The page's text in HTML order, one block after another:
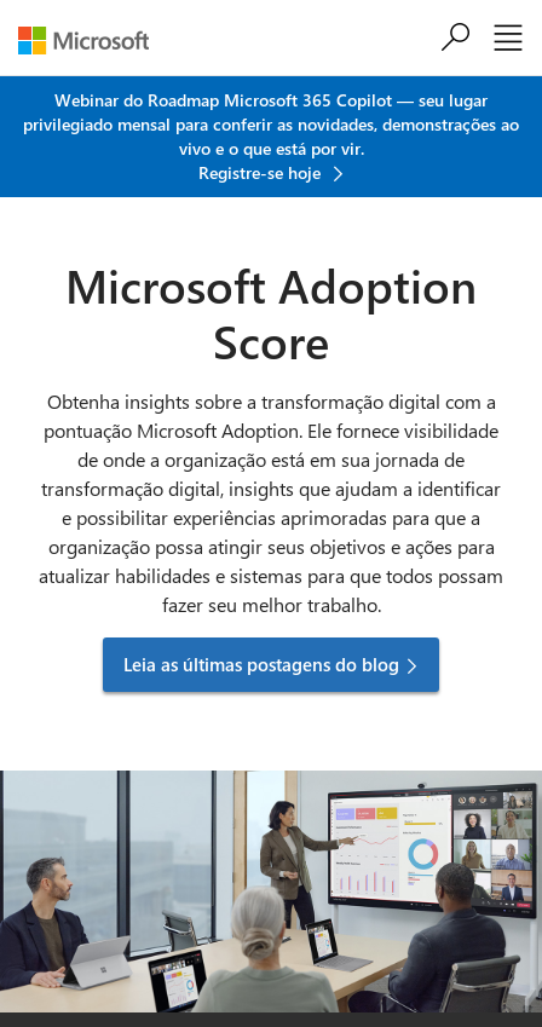
Webinar do Roadmap Microsoft 365 Copilot — seu lugar
privilegiado mensal para conferir as novidades, demonstrações ao
vivo e o que está por vir.
Registre-se hoje
Microsoft Adoption
Score
Obtenha insights sobre a transformação digital com a
pontuação Microsoft Adoption. Ele fornece visibilidade
de onde a organização está em sua jornada de
transformação digital, insights que ajudam a identificar
e possibilitar experiências aprimoradas para que a
organização possa atingir seus objetivos e ações para
atualizar habilidades e sistemas para que todos possam
fazer seu melhor trabalho.
Leia as últimas postagens do blog